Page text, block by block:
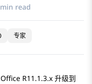
read
专家
R11.1.3.x 升级到